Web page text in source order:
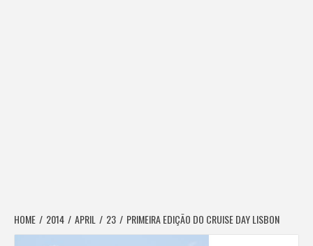
HOME 2014 APRIL 23 PRIMEIRA EDIÇÃO DO CRUISE DAY LISBON